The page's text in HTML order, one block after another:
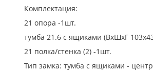
Комплектация:
21 опора -1шт.
тумба 21.6 с ящиками (ВхШхГ
21 полка/стенка (2) -1шт.
Тип замка: тумба с ящиками -